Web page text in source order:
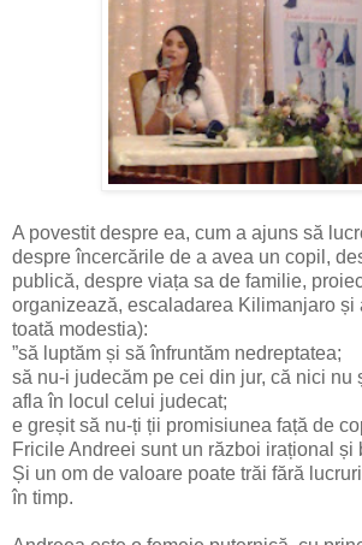
A povestit despre ea, cum a ajuns să
despre încercările de a avea un copil,
publică, despre viața sa de familie,
organizează, escaladarea Kilimanjaro și
toată modestia):
”să luptăm și să înfruntăm nedreptatea;
să nu-i judecăm pe cei din jur, că nici nu
afla în locul celui judecat;
e greșit să nu-ți ții promisiunea față de
Fricile Andreei sunt un război irațional și
Și un om de valoare poate trăi fără
în timp.